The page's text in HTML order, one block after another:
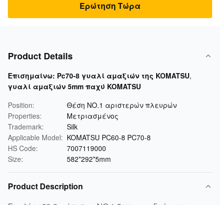
Ερώτηση Τώρα
Product Details
Επισημαίνω: Pc70-8 γυαλί αμαξιών της KOMATSU,
γυαλί αμαξιών 5mm παχύ KOMATSU
Position:
Θέση NO.1 αριστερών πλευρών
Properties:
Μετριασμένος
Trademark:
Silk
Applicable Model: KOMATSU PC60-8 PC70-8
HS Code:
7007119000
Size:
582*292*5mm
Product Description